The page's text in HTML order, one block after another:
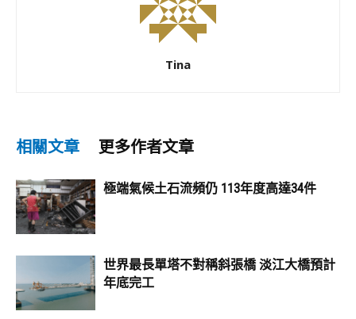
Tina
相關文章 更多作者文章
極端氣候土石流頻仍 113年度高達34件
世界最長單塔不對稱斜張橋 淡江大橋預計
年底完工